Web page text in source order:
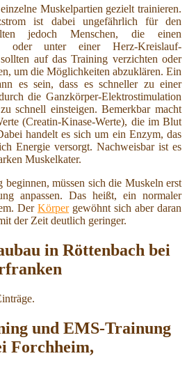
Muskelpartien gezielt trainieren.
ist dabei ungefährlich für den
jedoch Menschen, die einen
oder unter einer Herz-Kreislauf-
auf das Training verzichten oder
um die Möglichkeiten abzuklären. Ein
es sein, dass es schneller zu einer
die Ganzkörper-Elektrostimulation
schnell einsteigen. Bemerkbar macht
(Creatin-Kinase-Werte), die im Blut
handelt es sich um ein Enzym, das
Energie versorgt. Nachweisbar ist es
Muskelkater.
müssen sich die Muskeln erst
anpassen. Das heißt, ein normaler
Der Körpergewöhnt sich aber daran
der Zeit deutlich geringer.
in Röttenbach bei
und EMS-Trainung
Forchheim,